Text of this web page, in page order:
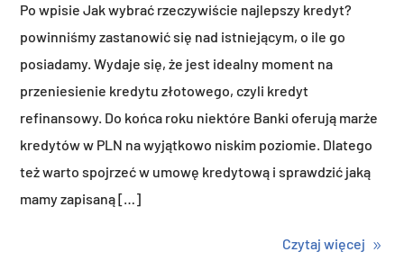
Po wpisie Jak wybrać rzeczywiście najlepszy kredyt?
powinniśmy zastanowić się nad istniejącym, o ile go
posiadamy. Wydaje się, że jest idealny moment na
przeniesienie kredytu złotowego, czyli kredyt
refinansowy. Do końca roku niektóre Banki oferują marże
kredytów w PLN na wyjątkowo niskim poziomie. Dlatego
też warto spojrzeć w umowę kredytową i sprawdzić jaką
mamy zapisaną […]
Czytaj więcej